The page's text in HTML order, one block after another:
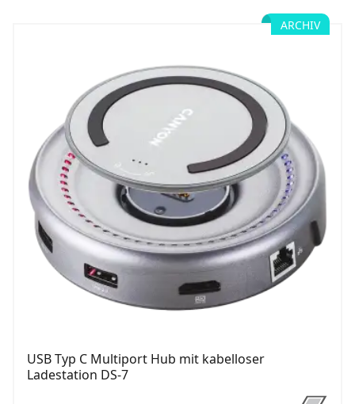
ARCHIV
USB Typ C Multiport Hub mit kabelloser
Ladestation DS-7